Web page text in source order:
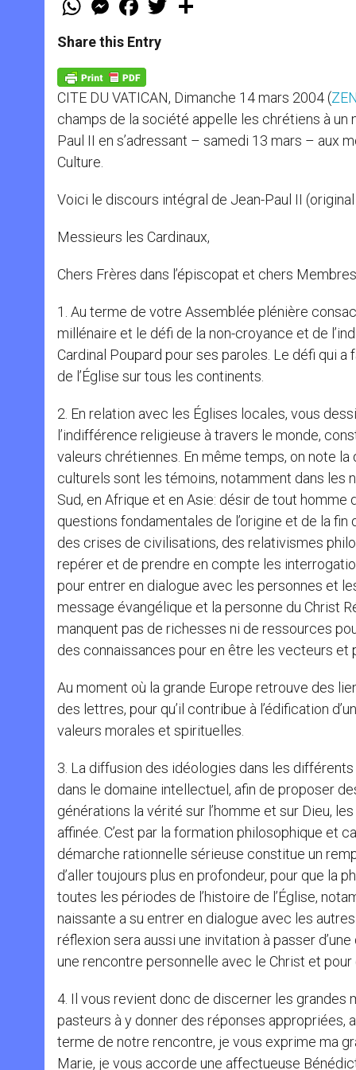
t
s
p
p
e
s
e
g
e
r
a
e
b
k
w
Share this Entry
CITE DU VATICAN, Dimanche 14 mars 2004 (
champs de la société appelle les chrétiens à un
Paul II en s’adressant – samedi 13 mars – aux
Culture.
Voici le discours intégral de Jean-Paul II
Messieurs les Cardinaux,
Chers Frères dans l’épiscopat et chers
1. Au terme de votre Assemblée plénière
millénaire et le défi de la non-croyance et de
Cardinal Poupard pour ses paroles. Le défi qui
de l’Église sur tous les continents.
2. En relation avec les Églises locales, vous
l’indifférence religieuse à travers le monde,
valeurs chrétiennes. En même temps, on note
culturels sont les témoins, notamment dans les
Sud, en Afrique et en Asie: désir de tout
questions fondamentales de l’origine et de la
des crises de civilisations, des relativismes
repérer et de prendre en compte les
pour entrer en dialogue avec les personnes et
message évangélique et la personne du Christ
manquent pas de richesses ni de ressources
des connaissances pour en être les vecteurs et
Au moment où la grande Europe retrouve des
des lettres, pour qu’il contribue à l’édification
valeurs morales et spirituelles.
3. La diffusion des idéologies dans les
dans le domaine intellectuel, afin de proposer
générations la vérité sur l’homme et sur Dieu,
affinée. C’est par la formation philosophique et
démarche rationnelle sérieuse constitue un
d’aller toujours plus en profondeur, pour que la
toutes les périodes de l’histoire de l’Église,
naissante a su entrer en dialogue avec les
réflexion sera aussi une invitation à passer
une rencontre personnelle avec le Christ et pour
4. Il vous revient donc de discerner les
pasteurs à y donner des réponses appropriées,
terme de notre rencontre, je vous exprime ma
Marie, je vous accorde une affectueuse